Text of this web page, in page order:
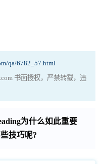
qa/6782_57.html
书面授权，严禁转载，违
为什么如此重要
技巧呢?